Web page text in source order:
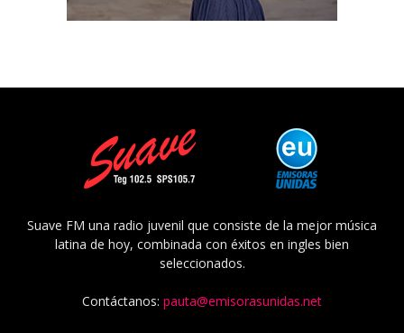
Suave FM una radio juvenil que consiste de la mejor música
latina de hoy, combinada con éxitos en ingles bien
seleccionados.
Contáctanos: pauta@emisorasunidas.net